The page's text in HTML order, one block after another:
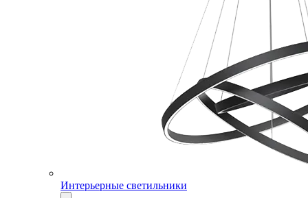
Интерьерные светильники